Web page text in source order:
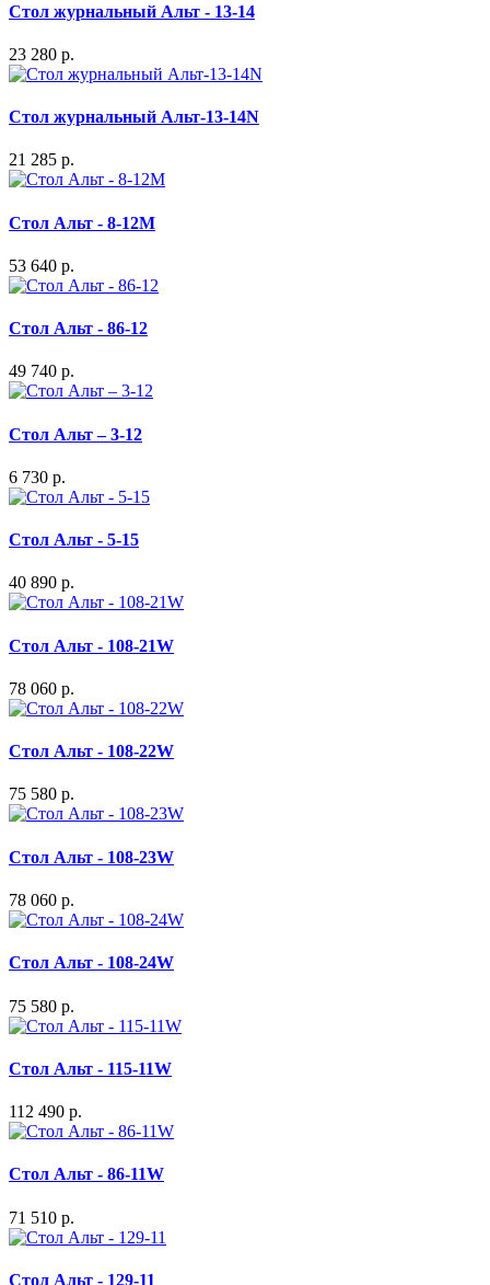
Стол журнальный Альт - 13-14
23 280 р.
Стол журнальный Альт-13-14N
21 285 р.
Стол Альт - 8-12М
53 640 р.
Стол Альт - 86-12
49 740 р.
Стол Альт – 3-12
6 730 р.
Стол Альт - 5-15
40 890 р.
Стол Альт - 108-21W
78 060 р.
Стол Альт - 108-22W
75 580 р.
Стол Альт - 108-23W
78 060 р.
Стол Альт - 108-24W
75 580 р.
Стол Альт - 115-11W
112 490 р.
Стол Альт - 86-11W
71 510 р.
Стол Альт - 129-11